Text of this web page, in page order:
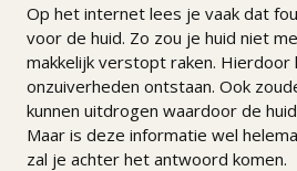
Op het internet lees je vaak dat
voor de huid. Zo zou je huid niet
makkelijk verstopt raken. Hierdoor
onzuiverheden ontstaan. Ook
kunnen uitdrogen waardoor de
Maar is deze informatie wel
zal je achter het antwoord komen.